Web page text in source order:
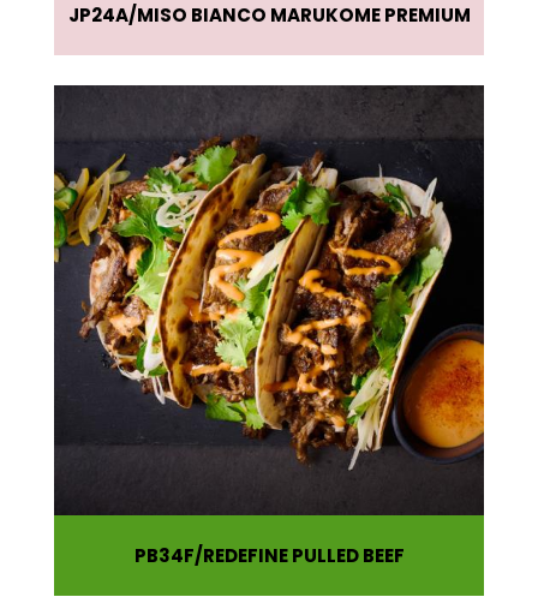
JP24A MISO BIANCO MARUKOME PREMIUM
PB34F REDEFINE PULLED BEEF